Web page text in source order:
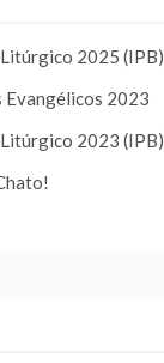
2025 (IPB)
2023
2023 (IPB)